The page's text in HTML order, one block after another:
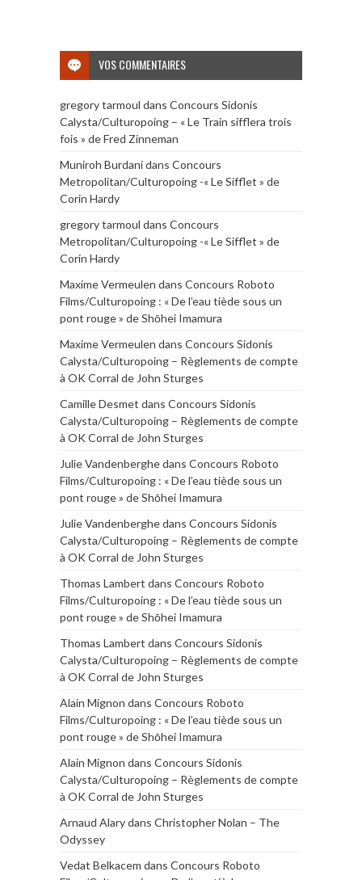
VOS COMMENTAIRES
gregory tarmoul dans Concours Sidonis
Calysta/Culturopoing – « Le Train sifflera trois
fois » de Fred Zinneman
Muniroh Burdanidans Concours
Metropolitan/Culturopoing -« Le Sifflet » de
Corin Hardy
gregory tarmoul dans Concours
Metropolitan/Culturopoing -« Le Sifflet » de
Corin Hardy
Maxime Vermeulen dans Concours Roboto
Films/Culturopoing : « De l’eau tiède sous un
pont rouge » de Shōhei Imamura
Maxime Vermeulen dans Concours Sidonis
Calysta/Culturopoing – Règlements de compte
à OK Corral de John Sturges
Camille Desmet dans Concours Sidonis
Calysta/Culturopoing – Règlements de compte
à OK Corral de John Sturges
Julie Vandenberghedans Concours Roboto
Films/Culturopoing : « De l’eau tiède sous un
pont rouge » de Shōhei Imamura
Julie Vandenberghedans Concours Sidonis
Calysta/Culturopoing – Règlements de compte
à OK Corral de John Sturges
Thomas Lambert dans Concours Roboto
Films/Culturopoing : « De l’eau tiède sous un
pont rouge » de Shōhei Imamura
Thomas Lambert dans Concours Sidonis
Calysta/Culturopoing – Règlements de compte
à OK Corral de John Sturges
Alain Mignon dans Concours Roboto
Films/Culturopoing : « De l’eau tiède sous un
pont rouge » de Shōhei Imamura
Alain Mignon dans Concours Sidonis
Calysta/Culturopoing – Règlements de compte
à OK Corral de John Sturges
Arnaud Alarydans Christopher Nolan – The
Odyssey
Vedat Belkacem dans Concours Roboto